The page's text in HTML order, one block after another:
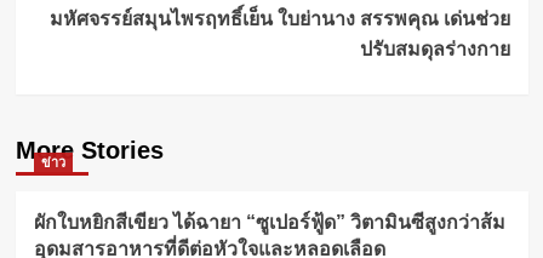
มหัศจรรย์สมุนไพรฤทธิ์เย็น ใบย่านาง สรรพคุณ เด่นช่วย
ปรับสมดุลร่างกาย
More Stories
ข่าว
ผักใบหยิกสีเขียว ได้ฉายา “ซูเปอร์ฟู้ด” วิตามินซีสูงกว่าส้ม
อุดมสารอาหารที่ดีต่อหัวใจและหลอดเลือด